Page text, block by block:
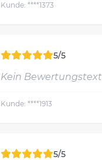
Kunde: ****1373
5/5
Kein Bewertungstext
Kunde: ****1913
5/5